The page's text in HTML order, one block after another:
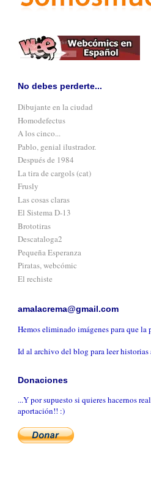
No debes perderte...
Dibujante en la ciudad
Homodefectus
A los cinco...
Pablo, genial ilustrador.
Después de 1984
La tira de cargols (cat)
Frusly
Las cosas claras
El Sistema D-13
Brototiras
Descataloga2
Pequeña Esperanza
Piratas, webcómic
El rechiste
amalacrema@gmail.com
Hemos eliminado imágenes para que la
Id al archivo del blog para leer historias
Donaciones
...Y por supuesto si quieres hacernos
aportación!! :)